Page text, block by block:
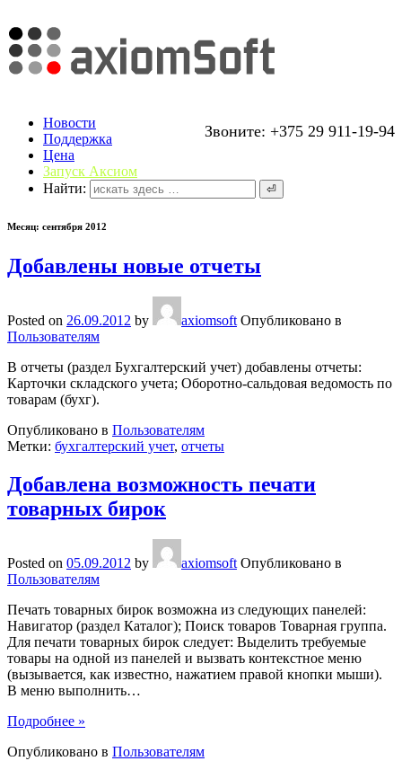
Звоните: +375 29 911-19-94
Новости
Поддержка
Цена
Запуск Аксиом
Найти:
Месяц: сентября 2012
Добавлены новые отчеты
Posted on 26.09.2012 by axiomsoft Опубликовано в
Пользователям
В отчеты (раздел Бухгалтерский учет) добавлены отчеты:
Карточки складского учета; Оборотно-сальдовая ведомость по
товарам (бухг).
Опубликовано в Пользователям
Метки: бухгалтерский учет, отчеты
Добавлена возможность печати
товарных бирок
Posted on 05.09.2012 by axiomsoft Опубликовано в
Пользователям
Печать товарных бирок возможна из следующих панелей:
Навигатор (раздел Каталог); Поиск товаров Товарная группа.
Для печати товарных бирок следует: Выделить требуемые
товары на одной из панелей и вызвать контекстное меню
(вызывается, как известно, нажатием правой кнопки мыши).
В меню выполнить…
Подробнее »
Опубликовано в Пользователям